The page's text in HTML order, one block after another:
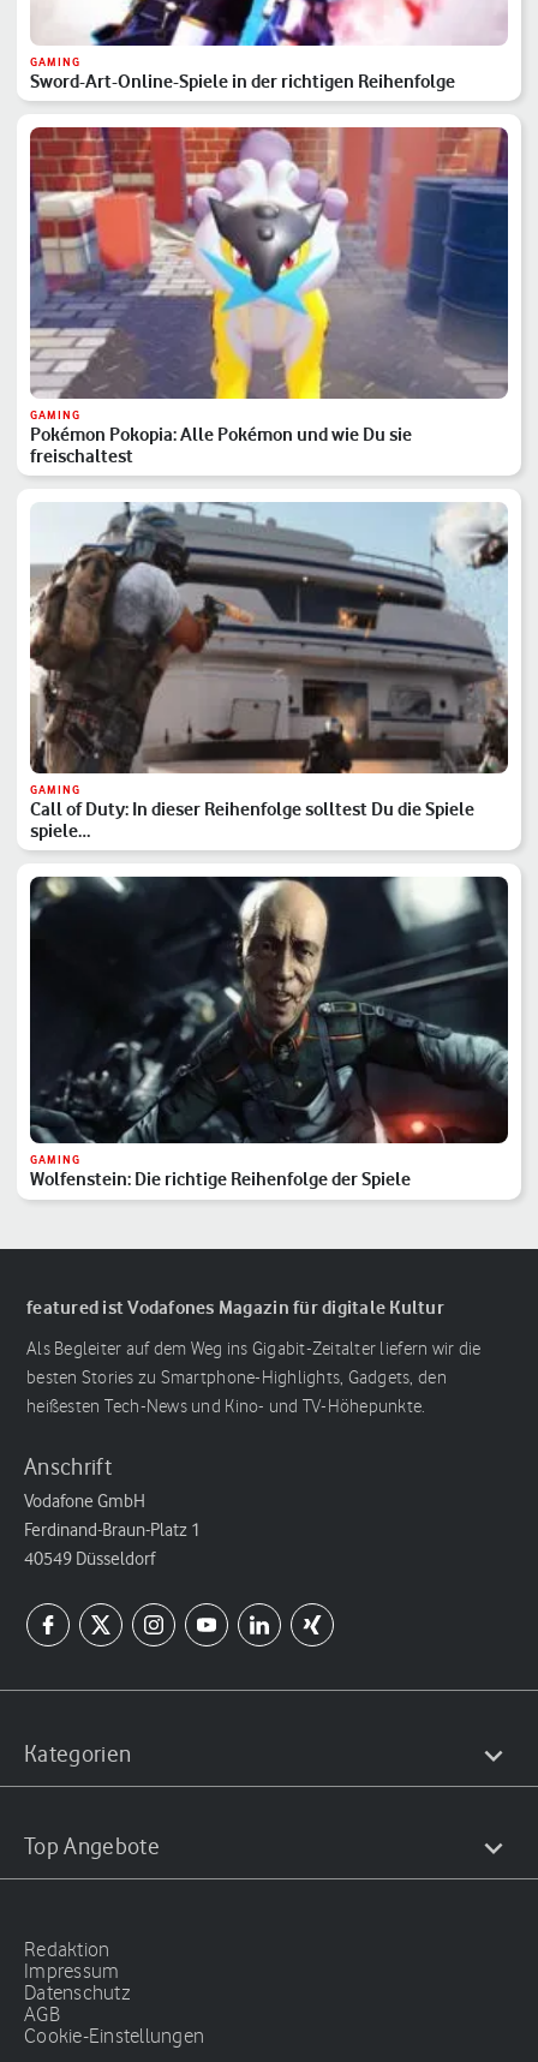
GAMING
Sword-Art-Online-Spiele in der richtigen Reihenfolge
GAMING
Pokémon Pokopia: Alle Pokémon und wie Du sie
freischaltest
GAMING
Call of Duty: In dieser Reihenfolge solltest Du die Spiele
spiele…
GAMING
Wolfenstein: Die richtige Reihenfolge der Spiele
featured ist Vodafones Magazin für digitale Kultur
Als Begleiter auf dem Weg ins Gigabit-Zeitalter liefern wir die
besten Stories zu Smartphone-Highlights, Gadgets, den
heißesten Tech-News und Kino- und TV-Höhepunkte.
Anschrift
Vodafone GmbH
Ferdinand-Braun-Platz 1
40549 Düsseldorf
Kategorien
Top Angebote
Redaktion
Impressum
Datenschutz
AGB
Cookie-Einstellungen